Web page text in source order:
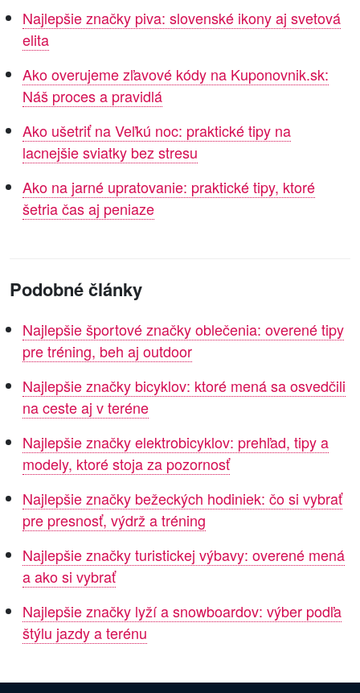
Najlepšie značky piva: slovenské ikony aj svetová
elita
Ako overujeme zľavové kódy na Kuponovnik.sk:
Náš proces a pravidlá
Ako ušetriť na Veľkú noc: praktické tipy na
lacnejšie sviatky bez stresu
Ako na jarné upratovanie: praktické tipy, ktoré
šetria čas aj peniaze
Podobné články
Najlepšie športové značky oblečenia: overené tipy
pre tréning, beh aj outdoor
Najlepšie značky bicyklov: ktoré mená sa osvedčili
na ceste aj v teréne
Najlepšie značky elektrobicyklov: prehľad, tipy a
modely, ktoré stoja za pozornosť
Najlepšie značky bežeckých hodiniek: čo si vybrať
pre presnosť, výdrž a tréning
Najlepšie značky turistickej výbavy: overené mená
a ako si vybrať
Najlepšie značky lyží a snowboardov: výber podľa
štýlu jazdy a terénu